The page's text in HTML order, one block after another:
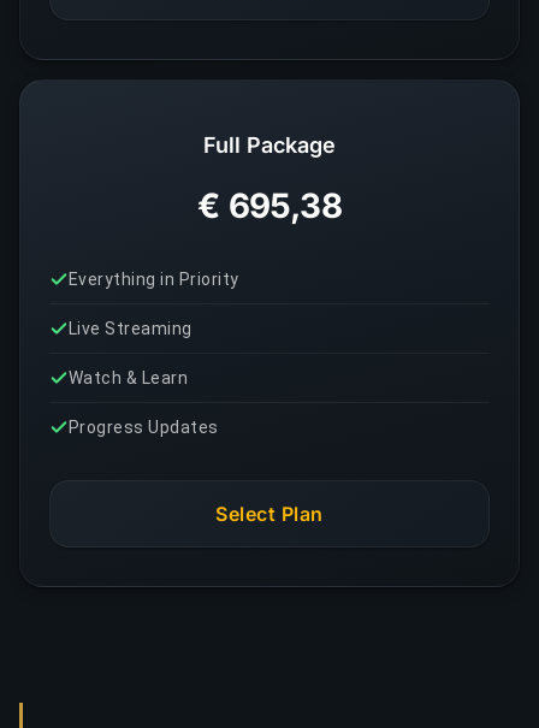
Full Package
€ 695,38
Everything in Priority
Live Streaming
Watch & Learn
Progress Updates
Select Plan